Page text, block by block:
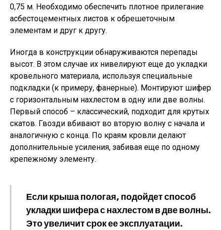
0,75 м. Необходимо обеспечить плотное прилегание
асбестоцементных листов к обрешеточным
элементам и друг к другу.
Иногда в конструкции обнаруживаются перепады
высот. В этом случае их нивелируют еще до укладки
кровельного материала, используя специальные
подкладки (к примеру, фанерные). Монтируют шифер
с горизонтальным нахлестом в одну или две волны.
Первый способ – классический, подходит для крутых
скатов. Гвозди вбивают во вторую волну с начала и
аналогичную с конца. По краям кровли делают
дополнительные усиления, забивая еще по одному
крепежному элементу.
Если крыша пологая, подойдет способ
укладки шифера с нахлестом в две волны.
Это увеличит срок ее эксплуатации.